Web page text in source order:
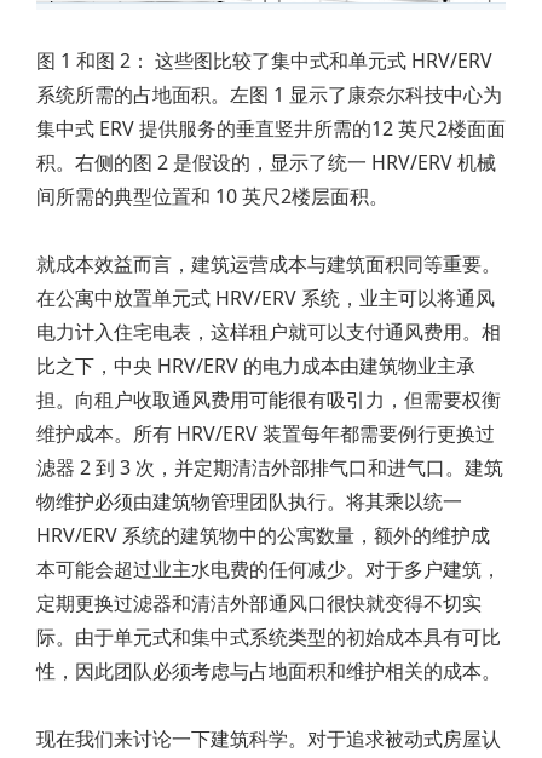
图 1 和图 2： 这些图比较了集中式和单元式 HRV/ERV
系统所需的占地面积。左图 1 显示了康奈尔科技中心为
集中式 ERV 提供服务的垂直竖井所需的12 英尺2楼面面
积。右侧的图 2 是假设的，显示了统一 HRV/ERV 机械
间所需的典型位置和 10 英尺2楼层面积。
就成本效益而言，建筑运营成本与建筑面积同等重要。
在公寓中放置单元式 HRV/ERV 系统，业主可以将通风
电力计入住宅电表，这样租户就可以支付通风费用。相
比之下，中央 HRV/ERV 的电力成本由建筑物业主承
担。向租户收取通风费用可能很有吸引力，但需要权衡
维护成本。所有 HRV/ERV 装置每年都需要例行更换过
滤器 2 到 3 次，并定期清洁外部排气口和进气口。建筑
物维护必须由建筑物管理团队执行。将其乘以统一
HRV/ERV 系统的建筑物中的公寓数量，额外的维护成
本可能会超过业主水电费的任何减少。对于多户建筑，
定期更换过滤器和清洁外部通风口很快就变得不切实
际。由于单元式和集中式系统类型的初始成本具有可比
性，因此团队必须考虑与占地面积和维护相关的成本。
现在我们来讨论一下建筑科学。对于追求被动式房屋认